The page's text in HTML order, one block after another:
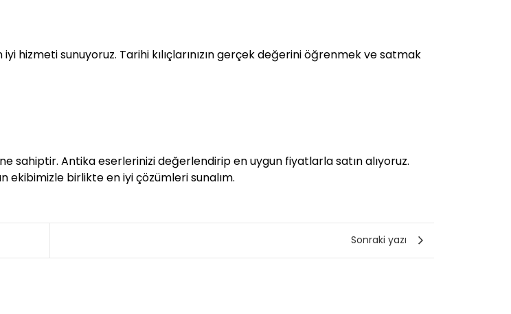
hizmeti sunuyoruz. Tarihi kılıçlarınızın gerçek değerini öğrenmek ve satmak
sahiptir. Antika eserlerinizi değerlendirip en uygun fiyatlarla satın alıyoruz.
ekibimizle birlikte en iyi çözümleri sunalım.
Sonraki yazı